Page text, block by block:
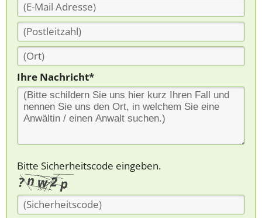
Ihre Nachricht*
Bitte Sicherheitscode eingeben.